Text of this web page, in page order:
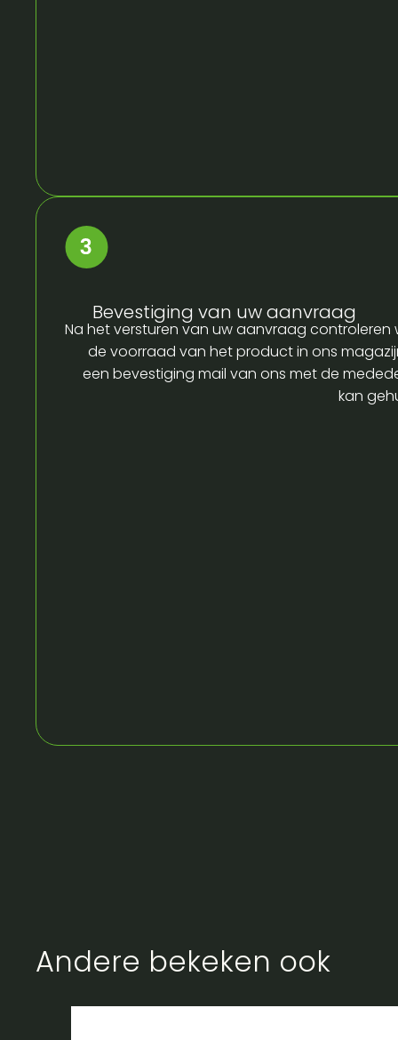
Bevestiging van uw aanvraag
Na het versturen van uw aanvraag controleren
de voorraad van het product in ons
een bevestiging mail van ons met de
kan
Andere bekeken ook